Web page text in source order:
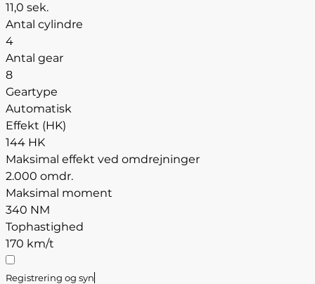
11,0 sek.
Antal cylindre
4
Antal gear
8
Geartype
Automatisk
Effekt (HK)
144 HK
Maksimal effekt ved omdrejninger
2.000 omdr.
Maksimal moment
340 NM
Tophastighed
170 km/t
Registrering og syn